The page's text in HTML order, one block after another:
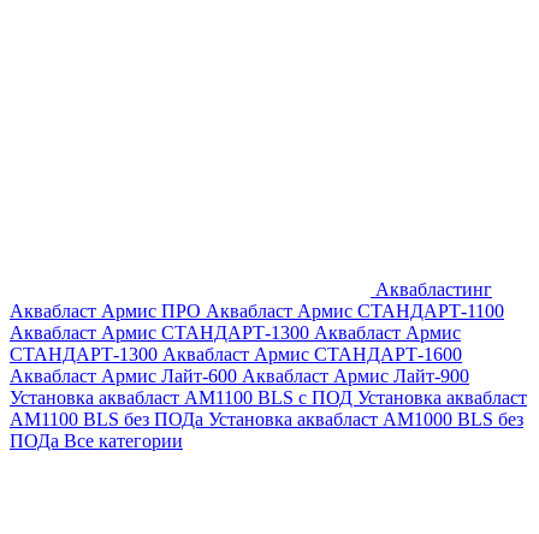
Аквабластинг
Аквабласт Армис ПРО Аквабласт Армис СТАНДАРТ-1100
Аквабласт Армис СТАНДАРТ-1300 Аквабласт Армис
СТАНДАРТ-1300 Аквабласт Армис СТАНДАРТ-1600
Аквабласт Армис Лайт-600 Аквабласт Армис Лайт-900
Установка аквабласт AM1100 BLS с ПОД Установка аквабласт
AM1100 BLS без ПОДа Установка аквабласт AM1000 BLS без
ПОДа Все категории